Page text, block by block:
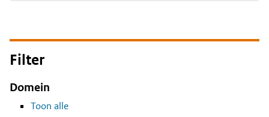
Filter
Domein
Toon alle